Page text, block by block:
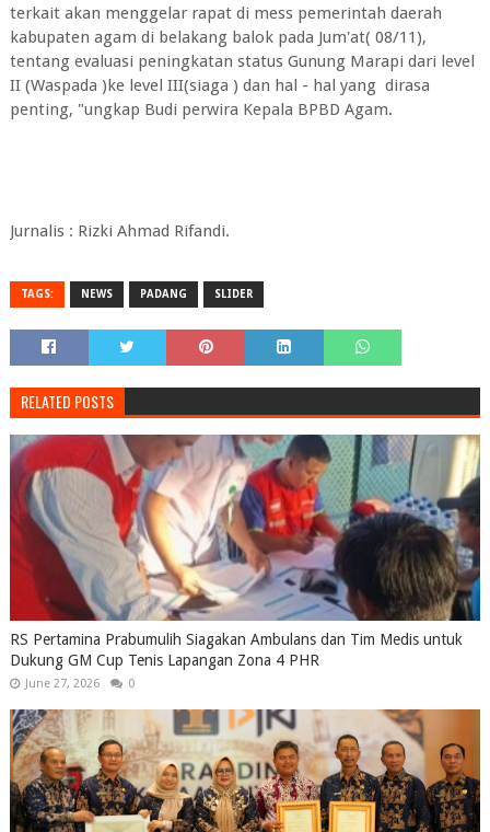
terkait akan menggelar rapat di mess pemerintah daerah
kabupaten agam di belakang balok pada Jum'at( 08/11),
tentang evaluasi peningkatan status Gunung Marapi dari level
II (Waspada )ke level III(siaga ) dan hal - hal yang dirasa
penting, "ungkap Budi perwira Kepala BPBD Agam.
Jurnalis : Rizki Ahmad Rifandi.
TAGS: NEWS PADANG SLIDER
RELATED POSTS
RS Pertamina Prabumulih Siagakan Ambulans dan Tim Medis untuk
Dukung GM Cup Tenis Lapangan Zona 4 PHR
June 27, 2026 0